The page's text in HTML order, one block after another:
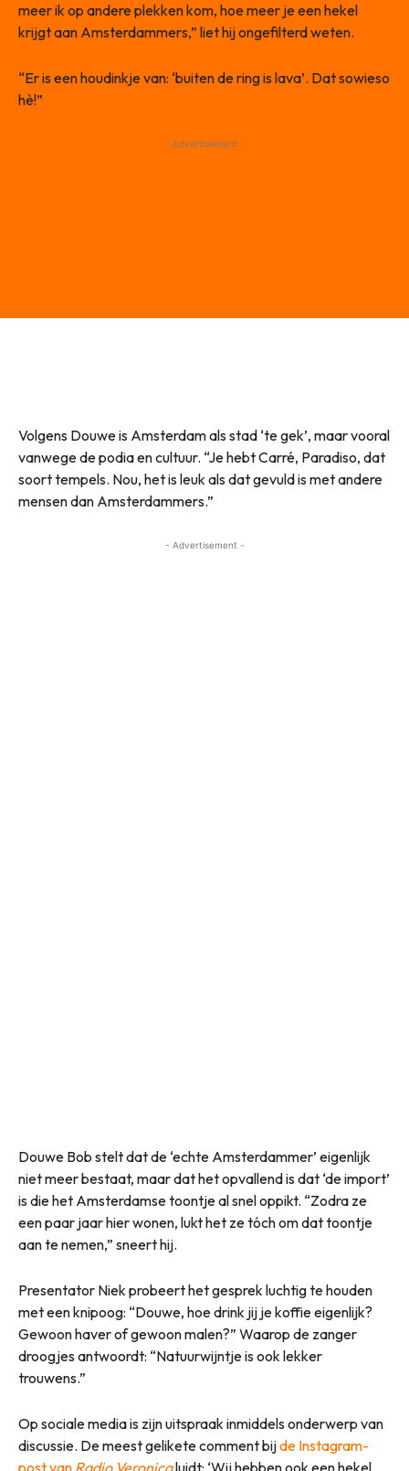
meer ik op andere plekken kom, hoe meer je een hekel
krijgt aan Amsterdammers,” liet hij ongefilterd weten.
“Er is een houdinkje van: ‘buiten de ring is lava’. Dat sowieso
hè!”
- Advertisement -
Volgens Douwe is Amsterdam als stad ‘te gek’, maar vooral
vanwege de podia en cultuur. “Je hebt Carré, Paradiso, dat
soort tempels. Nou, het is leuk als dat gevuld is met andere
mensen dan Amsterdammers.”
- Advertisement -
Douwe Bob stelt dat de ‘echte Amsterdammer’ eigenlijk
niet meer bestaat, maar dat het opvallend is dat ‘de import’
is die het Amsterdamse toontje al snel oppikt. “Zodra ze
een paar jaar hier wonen, lukt het ze tóch om dat toontje
aan te nemen,” sneert hij.
Presentator Niek probeert het gesprek luchtig te houden
met een knipoog: “Douwe, hoe drink jij je koffie eigenlijk?
Gewoon haver of gewoon malen?” Waarop de zanger
droogjes antwoordt: “Natuurwijntje is ook lekker
trouwens.”
Op sociale media is zijn uitspraak inmiddels onderwerp van
discussie. De meest gelikete comment bijde Instagram-